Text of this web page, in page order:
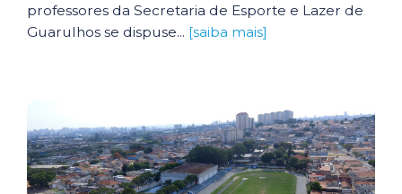
professores da Secretaria de Esporte e Lazer de
Guarulhos se dispuse... [saiba mais]